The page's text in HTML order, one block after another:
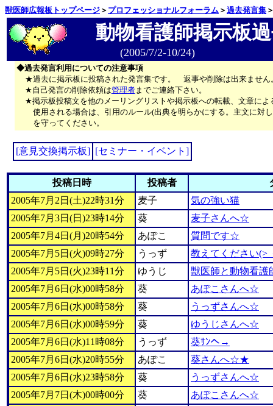
獣医師広報板トップページ ＞ プロフェッショナルフォーラム ＞ 過去発言集
動物看護師掲示板
(2005/7/2-10/24)
◆過去発言利用についての注意事項
★過去に掲示板に投稿された発言集です。 返事や削除は出来ません
★自己発言の削除依頼は管理者までご連絡下さい。
★掲示板投稿文を他のメーリングリストや掲示板への転載、文章によ
使用される場合は、引用のルール(出典を明らかにする。主文に対
を守ってください。
[意見交換掲示板] [セミナー・イベント]
投稿日時 投稿者
2005年7月2日(土)22時31分
麦子
気の強い猫
2005年7月3日(日)23時14分
葵
麦子さんへ☆
2005年7月4日(月)20時54分
あぽこ
質問です☆
2005年7月5日(火)09時27分
うっず
教えてください
2005年7月5日(火)23時11分
ゆうじ
獣医師と動物看護
2005年7月6日(水)00時58分
葵
あぽこさんへ☆
2005年7月6日(水)00時58分
葵
うっずさんへ☆
2005年7月6日(水)00時59分
葵
ゆうじさんへ☆
2005年7月6日(水)11時08分
うっず
葵ｻﾝへ→
2005年7月6日(水)20時55分
あぽこ
葵さんへ☆★
2005年7月6日(水)23時58分
葵
うっずさんへ☆
2005年7月7日(木)00時00分
葵
あぽこさんへ☆